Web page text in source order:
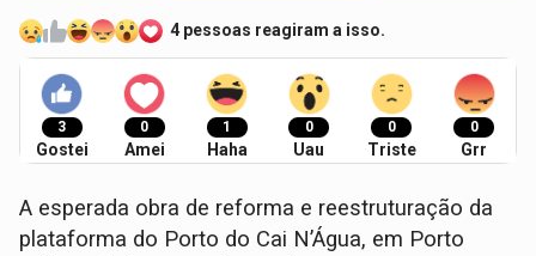
4 pessoas reagiram a isso.
3
Gostei
0
Amei
1
Haha
0
Uau
0
Triste
0
Grr
A esperada obra de reforma e reestruturação da
plataforma do Porto do Cai N’Água, em Porto